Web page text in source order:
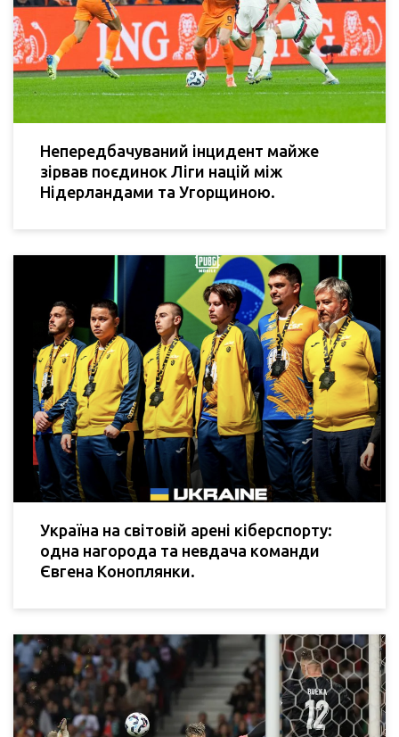
Непередбачуваний інцидент майже
зірвав поєдинок Ліги націй між
Нідерландами та Угорщиною.
Україна на світовій арені кіберспорту:
одна нагорода та невдача команди
Євгена Коноплянки.